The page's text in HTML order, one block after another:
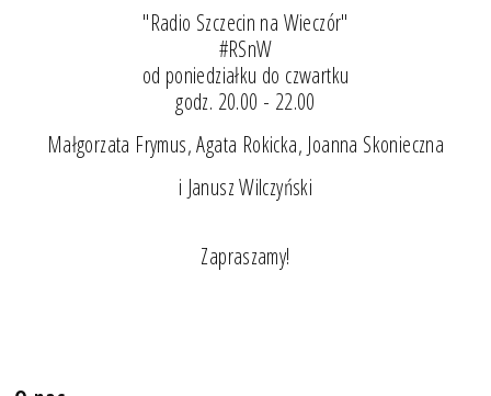
"Radio Szczecin na Wieczór"
#RSnW
od poniedziałku do czwartku
godz. 20.00 - 22.00
Małgorzata Frymus, Agata Rokicka, Joanna Skonieczna
i Janusz Wilczyński
Zapraszamy!